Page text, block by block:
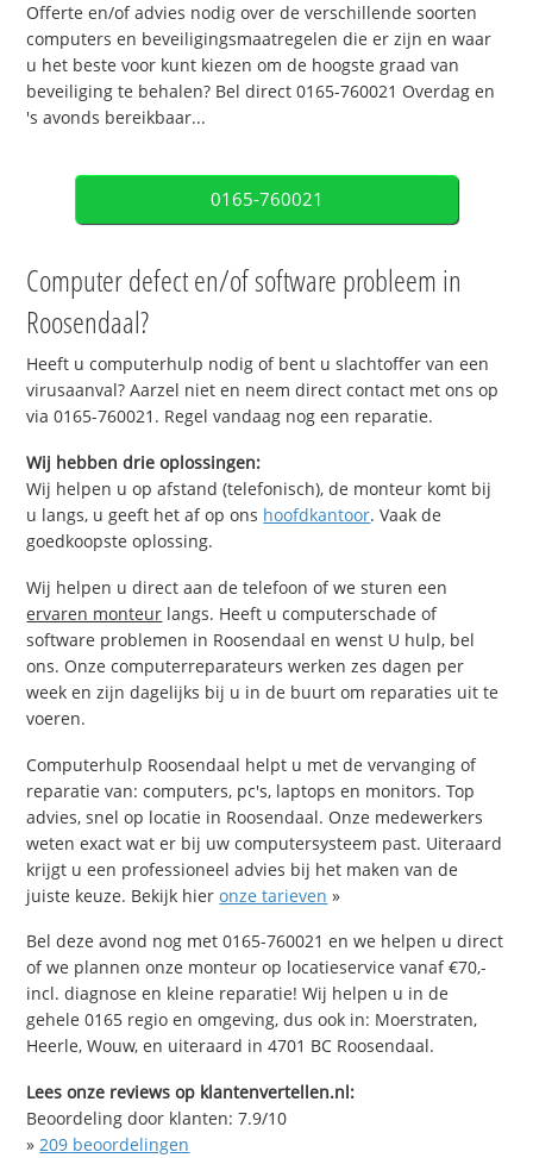
Offerte en/of advies nodig over de verschillende soorten
computers en beveiligingsmaatregelen die er zijn en waar
u het beste voor kunt kiezen om de hoogste graad van
beveiliging te behalen? Bel direct 0165-760021 Overdag en
's avonds bereikbaar...
0165-760021
Computer defect en/of software probleem in
Roosendaal?
Heeft u computerhulp nodig of bent u slachtoffer van een
virusaanval? Aarzel niet en neem direct contact met ons op
via 0165-760021. Regel vandaag nog een reparatie.
Wij hebben drie oplossingen:
Wij helpen u op afstand (telefonisch), de monteur komt bij
u langs, u geeft het af op ons hoofdkantoor. Vaak de
goedkoopste oplossing.
Wij helpen u direct aan de telefoon of we sturen een
ervaren monteur langs. Heeft u computerschade of
software problemen in Roosendaal en wenst U hulp, bel
ons. Onze computerreparateurs werken zes dagen per
week en zijn dagelijks bij u in de buurt om reparaties uit te
voeren.
Computerhulp Roosendaal helpt u met de vervanging of
reparatie van: computers, pc's, laptops en monitors. Top
advies, snel op locatie in Roosendaal. Onze medewerkers
weten exact wat er bij uw computersysteem past. Uiteraard
krijgt u een professioneel advies bij het maken van de
juiste keuze. Bekijk hieronze tarieven »
Bel deze avond nog met 0165-760021 en we helpen u direct
of we plannen onze monteur op locatieservice vanaf €70,-
incl. diagnose en kleine reparatie! Wij helpen u in de
gehele 0165 regio en omgeving, dus ook in: Moerstraten,
Heerle, Wouw, en uiteraard in 4701 BC Roosendaal.
Lees onze reviews op klantenvertellen.nl:
Beoordeling door klanten:7.9/10
»209 beoordelingen